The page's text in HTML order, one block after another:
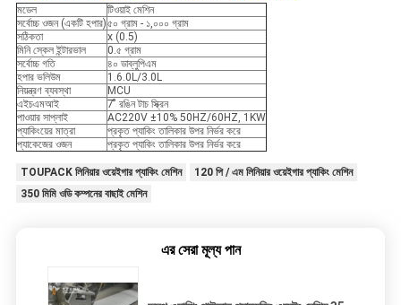
মডেল
টিওয়াই মেশিন
সর্বোচ্চ ওজন (একটি হপার)৫০ গ্রাম - ১,০০০ গ্রাম
সঠিকতা
x (0.5)
মিনি স্কেল ইন্টারভাল
0.৫ গ্রাম
সর্বোচ্চ গতি
৪০ ডাব্লুপিএম
হপার ভলিউম
1.6.0L/3.0L
নিয়ন্ত্রণ ব্যবস্থা
MCU
এইচএমআই
7 ̊ রঙিন টাচ স্ক্রিন
পাওয়ার সাপ্লাই
AC220V ±10% 50HZ/60HZ, 1KW
প্যাকিংয়ের মাত্রা
প্রকৃত প্যাকিং তালিকার উপর নির্ভর করে
প্যাকেজের ওজন
প্রকৃত প্যাকিং তালিকার উপর নির্ভর করে
TOUPACK লিনিয়ার ওয়েইগার প্যাকিং মেশিন
120 পি / এম লিনিয়ার ওয়েইগার প্যাকিং মেশিন
350 মিমি ওডি কম্পনের বাছাই মেশিন
এর সেরা মূল্য পান